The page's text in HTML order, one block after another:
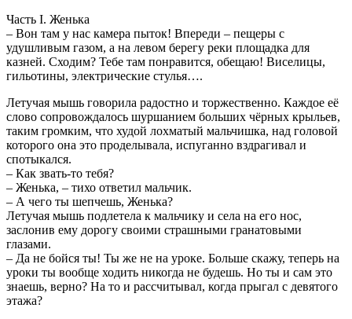
Часть I. Женька
– Вон там у нас камера пыток! Впереди – пещеры с
удушливым газом, а на левом берегу реки площадка для
казней. Сходим? Тебе там понравится, обещаю! Виселицы,
гильотины, электрические стулья….
Летучая мышь говорила радостно и торжественно. Каждое её
слово сопровождалось шуршанием больших чёрных крыльев,
таким громким, что худой лохматый мальчишка, над головой
которого она это проделывала, испуганно вздрагивал и
спотыкался.
– Как звать-то тебя?
– Женька, – тихо ответил мальчик.
– А чего ты шепчешь, Женька?
Летучая мышь подлетела к мальчику и села на его нос,
заслонив ему дорогу своими страшными гранатовыми
глазами.
– Да не бойся ты! Ты же не на уроке. Больше скажу, теперь на
уроки ты вообще ходить никогда не будешь. Но ты и сам это
знаешь, верно? На то и рассчитывал, когда прыгал с девятого
этажа?